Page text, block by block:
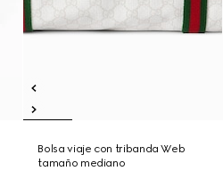
Bolsa viaje con tribanda Web
tamaño mediano